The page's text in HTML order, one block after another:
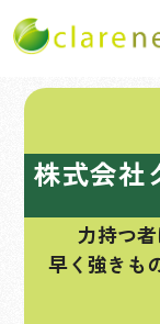
株式会社
力持つ
早く強きも